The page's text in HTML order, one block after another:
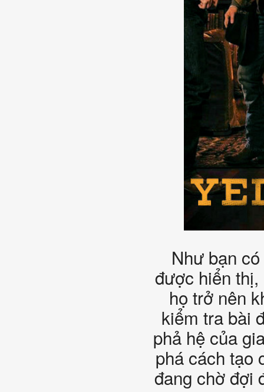
Như bạn
được hiển
họ trở nên
kiểm tra bài
phả hệ của
phá cách tạo
đang chờ đợi